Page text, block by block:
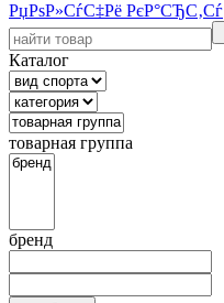
РџРѕР»СѓС‡Рё РєР°СЂС‚Сѓ
Каталог
товарная группа
бренд